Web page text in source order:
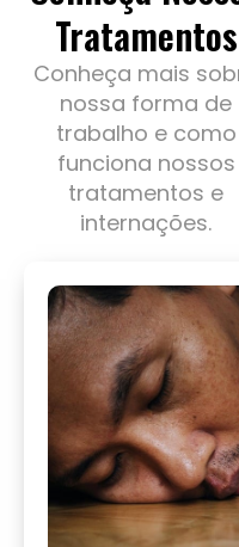
Tratamentos
Conheça mais
nossa forma de
trabalho e como
funciona nossos
tratamentos e
internações.